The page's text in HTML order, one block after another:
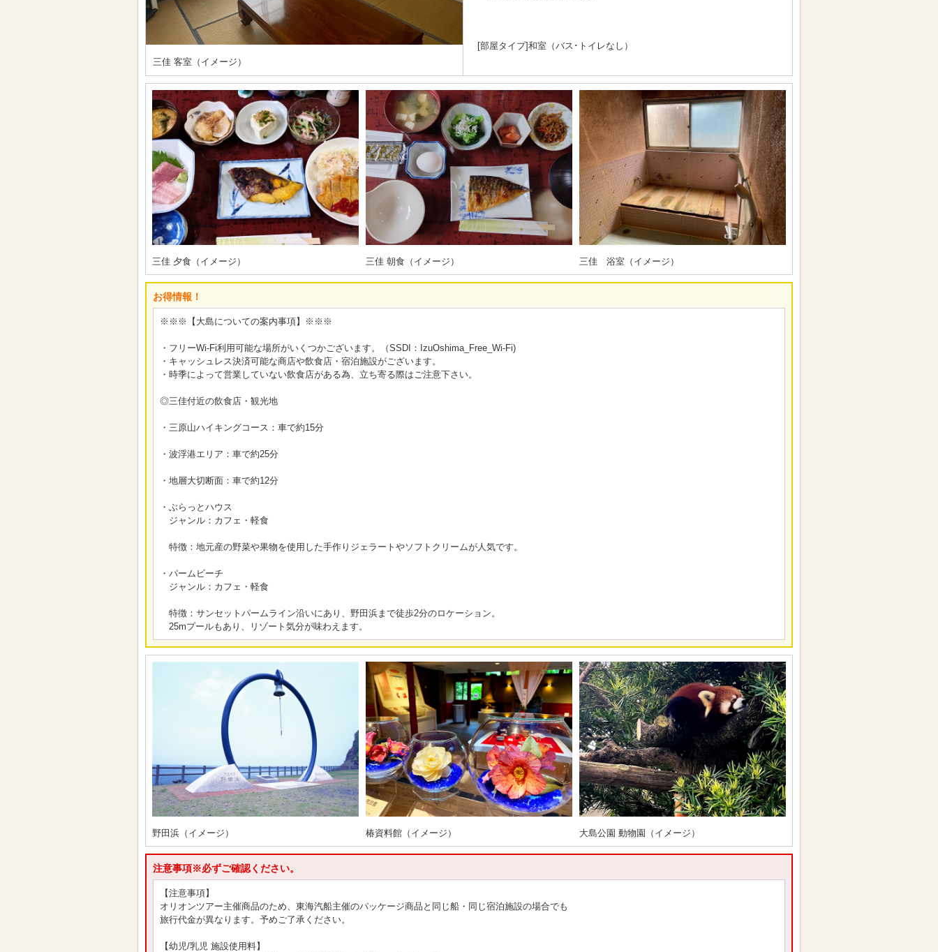
三佳 客室（イメージ）
[部屋タイプ]和室（バス･トイレなし）
三佳 夕食（イメージ） 三佳 朝食（イメージ） 三佳 浴室（イメージ）
お得情報！
※※※【大島についての案内事項】※※※
・フリーWi-Fi利用可能な場所がいくつかございます。（SSDI：IzuOshima_Free_Wi-Fi)
・キャッシュレス決済可能な商店や飲食店・宿泊施設がございます。
・時季によって営業していない飲食店がある為、立ち寄る際はご注意下さい。
◎三佳付近の飲食店・観光地
・三原山ハイキングコース：車で約15分
・波浮港エリア：車で約25分
・地層大切断面：車で約12分
・ぶらっとハウス
ジャンル：カフェ・軽食
特徴：地元産の野菜や果物を使用した手作りジェラートやソフトクリームが人気です。
・パームビーチ
ジャンル：カフェ・軽食
特徴：サンセットパームライン沿いにあり、野田浜まで徒歩2分のロケーション。
25mプールもあり、リゾート気分が味わえます。
野田浜（イメージ） 椿資料館（イメージ） 大島公園 動物園（イメージ）
注意事項※必ずご確認ください。
【注意事項】
オリオンツアー主催商品のため、東海汽船主催のパッケージ商品と同じ船・同じ宿泊施設の場合でも
旅行代金が異なります。予めご了承ください。
【幼児/乳児 施設使用料】